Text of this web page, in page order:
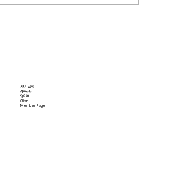
자녀 교육
새누리터
영어부
Give
Member Page